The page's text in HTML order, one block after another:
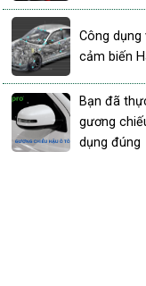
Công
cảm biến
Bạn đã
gương
dụng đúng